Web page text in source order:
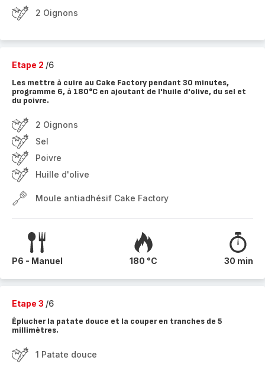
2 Oignons
Etape 2 /6
Les mettre à cuire au Cake Factory pendant 30 minutes,
programme 6, à 180°C en ajoutant de l'huile d'olive, du sel et
du poivre.
2 Oignons
Sel
Poivre
Huille d'olive
Moule antiadhésif Cake Factory
P6 - Manuel 180 °C 30 min
Etape 3 /6
Éplucher la patate douce et la couper en tranches de 5
millimètres.
1 Patate douce